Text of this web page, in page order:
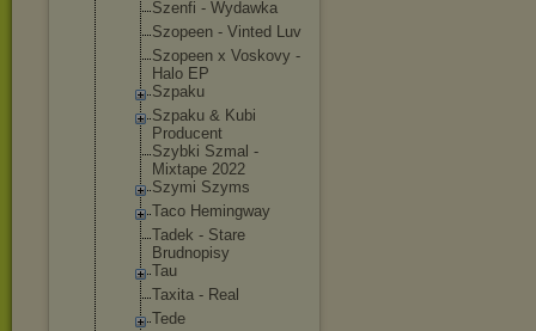
Szenfi - Wydawka
Szopeen - Vinted Luv
Szopeen x Voskovy -
Halo EP
Szpaku
Szpaku & Kubi
Producent
Szybki Szmal -
Mixtape 2022
Szymi Szyms
Taco Hemingway
Tadek - Stare
Brudnopisy
Tau
Taxita - Real
Tede